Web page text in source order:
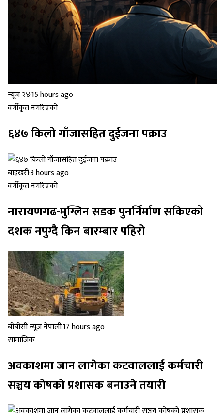
न्यूज २४·15 hours ago
वर्गीकृत नगरिएको
६४७ किलो गाँजासहित दुईजना पक्राउ
बाह्रखरी·3 hours ago
वर्गीकृत नगरिएको
नारायणगढ-मुग्लिन सडक पुनर्निर्माण सकिएको
दशक नपुग्दै किन बारम्बार पहिरो
बीबीसी न्यूज नेपाली·17 hours ago
सामाजिक
अवकाशमा जान लागेका कटवाललाई कर्मचारी
सञ्चय कोषको प्रशासक बनाउने तयारी